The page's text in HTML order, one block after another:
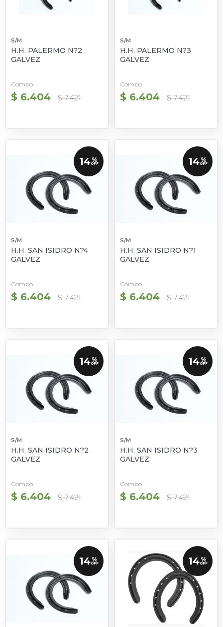
S/M
H.H. PALERMO N?2
GALVEZ
Combo
$ 6.404 $ 7.421
S/M
H.H. PALERMO N?3
GALVEZ
Combo
$ 6.404 $ 7.421
14 %
OFF
S/M
H.H. SAN ISIDRO N?4
GALVEZ
Combo
$ 6.404 $ 7.421
14 %
OFF
S/M
H.H. SAN ISIDRO N?1
GALVEZ
Combo
$ 6.404 $ 7.421
14 %
OFF
S/M
H.H. SAN ISIDRO N?2
GALVEZ
Combo
$ 6.404 $ 7.421
14 %
OFF
S/M
H.H. SAN ISIDRO N?3
GALVEZ
Combo
$ 6.404 $ 7.421
14 %
OFF 14 %
OFF